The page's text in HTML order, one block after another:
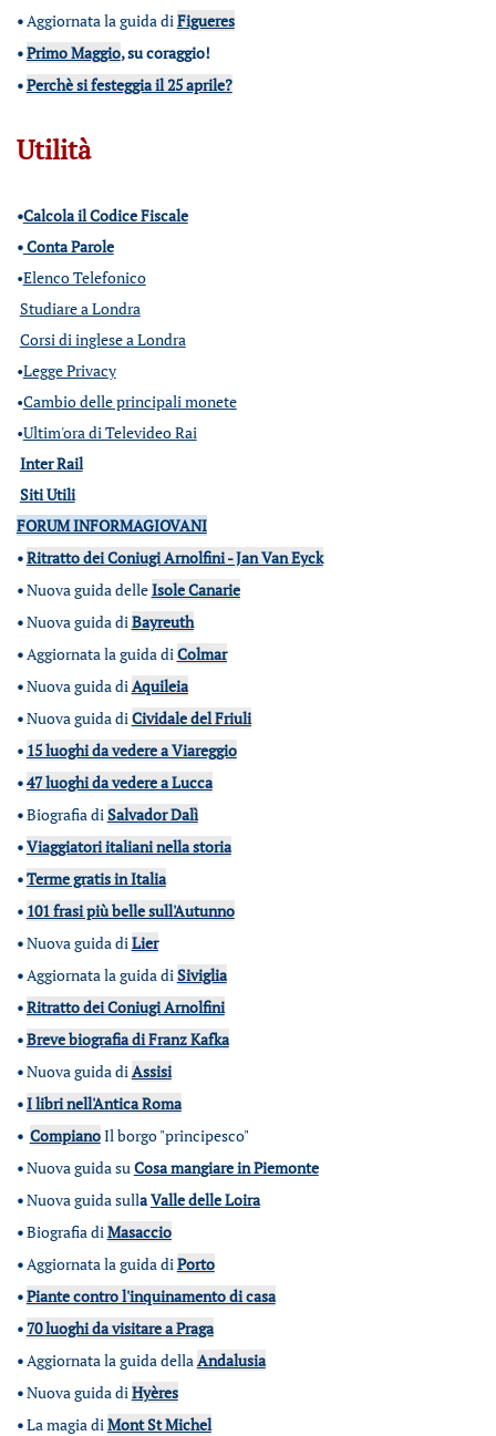
•Aggiornata la guida diFigueres
•Primo Maggio, su coraggio!
•Perchè si festeggia il 25 aprile?
Utilità
•Calcola il Codice Fiscale
•Conta Parole
•Elenco Telefonico
Studiare a Londra
Corsi di inglese a Londra
•Legge Privacy
•Cambio delle principali monete
•Ultim'ora di Televideo Rai
Inter Rail
Siti Utili
FORUM INFORMAGIOVANI
•Ritratto dei Coniugi Arnolfini - Jan Van Eyck
•Nuova guida delleIsole Canarie
•Nuova guida diBayreuth
•Aggiornata la guida diColmar
•Nuova guida diAquileia
•Nuova guida diCividale del Friuli
• 15 luoghi da vedere a Viareggio
•47 luoghi da vedere a Lucca
•Biografia diSalvador Dalì
•Viaggiatori italiani nella storia
•Terme gratis in Italia
• 101 frasi più belle sull'Autunno
•Nuova guida diLier
•Aggiornata la guida diSiviglia
•Ritratto dei Coniugi Arnolfini
•Breve biografia di Franz Kafka
•Nuova guida diAssisi
•I libri nell'Antica Roma
• CompianoIl borgo "principesco"
•Nuova guida suCosa mangiare in Piemonte
•Nuova guida sullaValle delle Loira
•Biografia diMasaccio
•Aggiornata la guida diPorto
•Piante contro l'inquinamento di casa
• 70 luoghi da visitare a Praga
•Aggiornata la guida dellaAndalusia
•Nuova guida diHyères
•La magia diMont St Michel